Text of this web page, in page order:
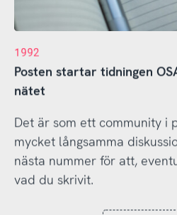
1992
Posten startar tidningen
nätet
Det är som ett community i
mycket långsamma
nästa nummer för att,
vad du skrivit.